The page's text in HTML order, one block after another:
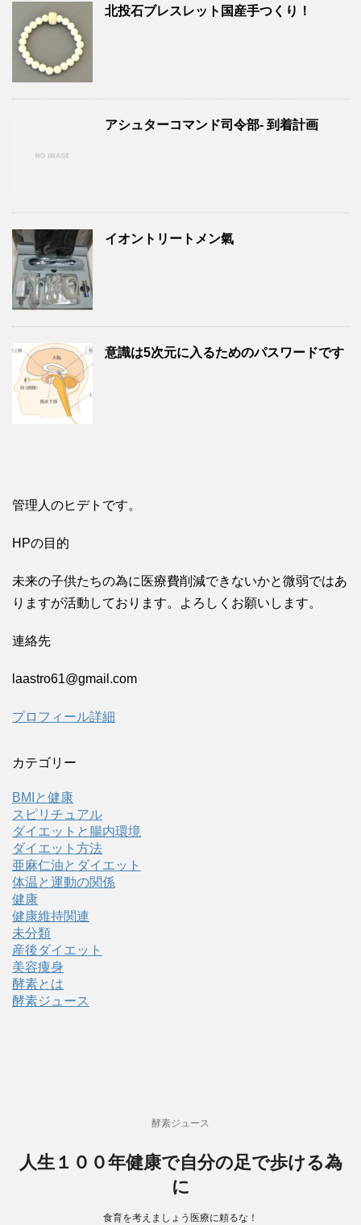
北投石ブレスレット国産手つくり！
アシュターコマンド司令部- 到着計画
イオントリートメン氣
意識は5次元に入るためのパスワードです
管理人のヒデトです。
HPの目的
未来の子供たちの為に医療費削減できないかと微弱ではあ
りますが活動しております。よろしくお願いします。
連絡先
laastro61@gmail.com
プロフィール詳細
カテゴリー
BMIと健康
スピリチュアル
ダイエットと腸内環境
ダイエット方法
亜麻仁油とダイエット
体温と運動の関係
健康
健康維持関連
未分類
産後ダイエット
美容痩身
酵素とは
酵素ジュース
酵素ジュース
人生１００年健康で自分の足で歩ける為
に
食育を考えましょう医療に頼るな！